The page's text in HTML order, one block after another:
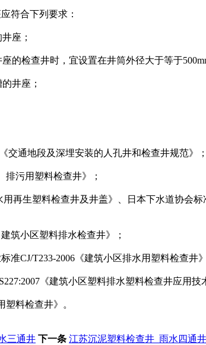
符合下列要求：
座；
的检查井时，宜设置在井筒外径大于等于
井座；
交通地段及深埋安装的人孔井和检查井规范》；
排污用塑料检查井》；
再生塑料检查井及井盖》、日本下水道协会
筑小区塑料排水检查井》；
准CJ/T233-2006《建筑小区排水用塑料检查井》
《建筑小区塑料排水塑料检查井应用技
塑料检查井》。
三通井 下一条 江苏沉泥塑料检查井_雨水四通井